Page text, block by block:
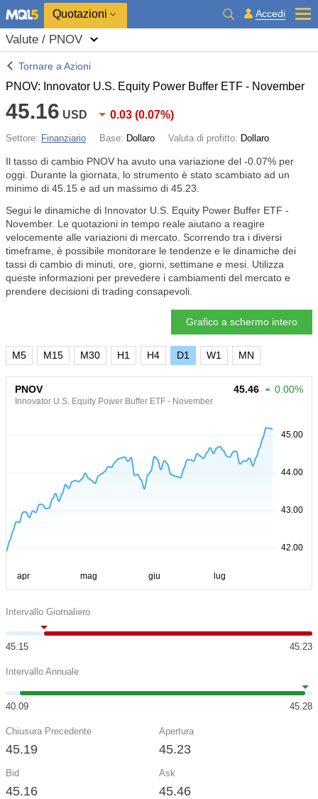
Quotazioni Accedi
Valute / PNOV
Tornare a Azioni
PNOV: Innovator U.S. Equity Power Buffer ETF - November
45.16 USD 0.03 (0.07%)
Settore: Finanziario Base: Dollaro Valuta di profitto: Dollaro
Il tasso di cambio PNOV ha avuto una variazione del -0.07% per
oggi. Durante la giornata, lo strumento è stato scambiato ad un
minimo di 45.15 e ad un massimo di 45.23.
Segui le dinamiche di Innovator U.S. Equity Power Buffer ETF -
November. Le quotazioni in tempo reale aiutano a reagire
velocemente alle variazioni di mercato. Scorrendo tra i diversi
timeframe, è possibile monitorare le tendenze e le dinamiche dei
tassi di cambio di minuti, ore, giorni, settimane e mesi. Utilizza
queste informazioni per prevedere i cambiamenti del mercato e
prendere decisioni di trading consapevoli.
Grafico a schermo intero
M5 M15 M30 H1 H4 D1 W1 MN
PNOV
Innovator U.S. Equity Power Buffer ETF - November
45.46 0.00%
Intervallo Giornaliero
45.15 45.23
Intervallo Annuale
40.09 45.28
Chiusura Precedente
45.19
Apertura
45.23
Bid
45.16
Ask
45.46